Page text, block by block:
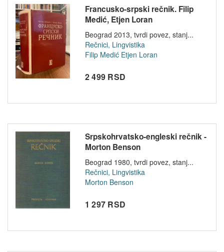
Francusko-srpski rečnik. Filip
Medić, Etjen Loran
Beograd 2013, tvrdi povez, stanj...
Rečnici, Lingvistika
Filip Medić Etjen Loran
2 499 RSD
Srpskohrvatsko-engleski rečnik -
Morton Benson
Beograd 1980, tvrdi povez, stanj...
Rečnici, Lingvistika
Morton Benson
1 297 RSD